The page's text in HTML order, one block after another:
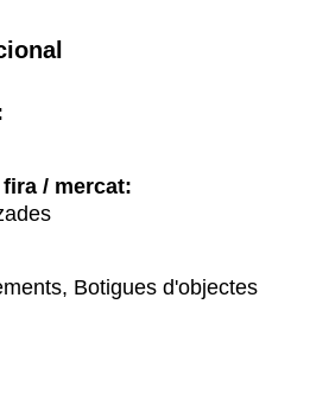
/ mercat:
Botigues d'objectes